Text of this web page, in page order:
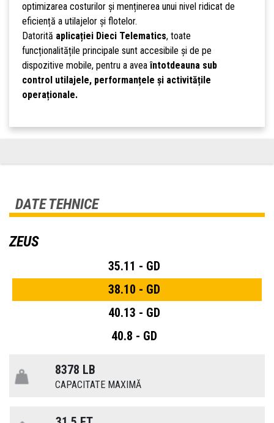
optimizarea costurilor și menținerea unui nivel ridicat de
eficiență a utilajelor și flotelor.
Datorită aplicației Dieci Telematics, toate
funcționalitățile principale sunt accesibile și de pe
dispozitive mobile, pentru a aveaîntotdeauna sub
control utilajele, performanțele și activitățile
operaționale.
DATE TEHNICE
ZEUS
35.11 - GD
38.10 - GD
40.13 - GD
40.8 - GD
8378 LB
CAPACITATE MAXIMĂ